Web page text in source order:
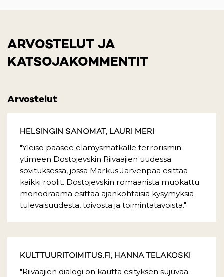
ARVOSTELUT JA
KATSOJAKOMMENTIT
Arvostelut
HELSINGIN SANOMAT, LAURI MERI
"Yleisö pääsee elämysmatkalle terrorismin
ytimeen Dostojevskin Riivaajien uudessa
sovituksessa, jossa Markus Järvenpää esittää
kaikki roolit. Dostojevskin romaanista muokattu
monodraama esittää ajankohtaisia kysymyksiä
tulevaisuudesta, toivosta ja toimintatavoista."
KULTTUURITOIMITUS.FI, HANNA TELAKOSKI
"Riivaajien dialogi on kautta esityksen sujuvaa.